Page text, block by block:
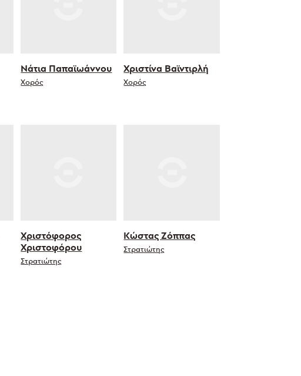
Νάτια Παπαϊωάννου
Χορός
Χριστίνα Βαϊντιρλή
Χορός
Χριστόφορος
Χριστοφόρου
Στρατιώτης
Κώστας Ζόππας
Στρατιώτης